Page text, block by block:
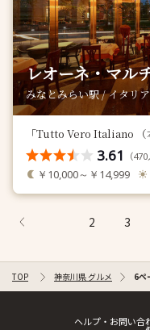
レオーネ・マル
みなとみらい駅 / イタリ
「Tutto Vero Italiano （
3.61 （470
￥10,000～￥14,999
2 3
TOP 神奈川県 グルメ 6ペ
ヘルプ・お問い合